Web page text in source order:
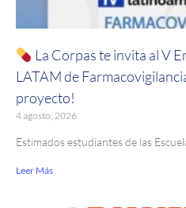
La Corpas te invita al V
LATAM de
proyecto!
4 agosto, 2026
Estimados estudiantes de las
Leer Más